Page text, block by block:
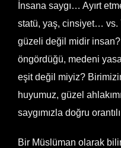
İnsana saygı… Ayırt
statü, yaş, cinsiyet… vs.
güzeli değil midir
öngördüğü, medeni
eşit değil miyiz?
huyumuz, güzel
saygımızla doğru
Bir Müslüman olarak